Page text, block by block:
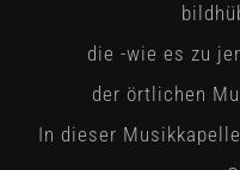
die -wie es zu
der örtlichen
In dieser